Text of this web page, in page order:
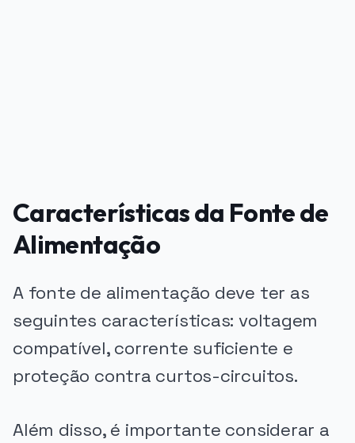
Características da Fonte de
Alimentação
A fonte de alimentação deve ter as
seguintes características: voltagem
compatível, corrente suficiente e
proteção contra curtos-circuitos.
Além disso, é importante considerar a